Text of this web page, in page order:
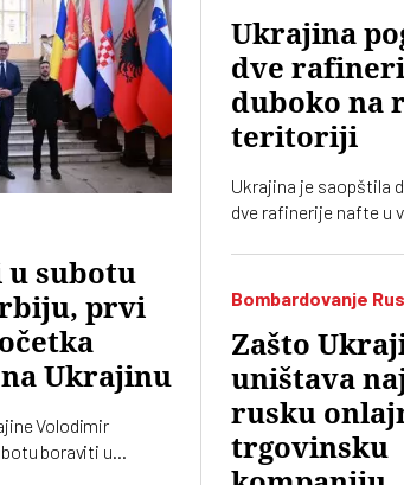
u subotu
prvi
Ukrajinu
Volodimir
boraviti u
Ukrajina
dve
duboko na
teritoriji
Ukrajina je saopštila
dve rafinerije nafte u
brodovi u Crnom moru
Bombardovanje
Zašto
uništava
rusku
trgovinsku